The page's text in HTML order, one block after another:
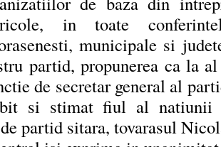
in toate
municipale si
partid, propunerea ca la
de secretar general al
si stimat fiul al natiunii
partid sitara, tovarasul